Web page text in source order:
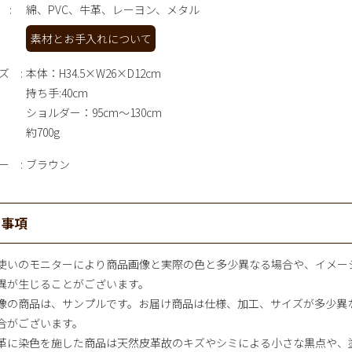
綿、PVC、牛革、レーヨン、メタル
素材とお手入れについて
本体：H34.5×W26×D12cm
持ち手:40cm
ショルダー：95cm～130cm
約700g
ブラウン
項
のモニターにより商品画像と実際の色と多少異なる場合や、イメー
が生じることがございます。
商品は、サンプルです。お届け商品は仕様、加工、サイズが多少異
がございます。
染色を施した商品は天然皮革故のキズやシミによる小さな黒点や、